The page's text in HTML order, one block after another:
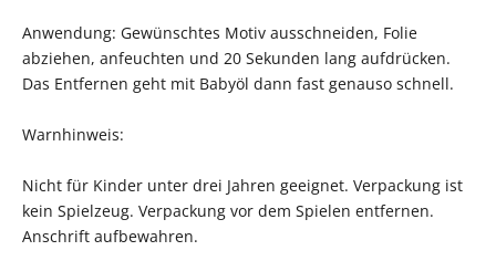
Anwendung: Gewünschtes Motiv ausschneiden, Folie
abziehen, anfeuchten und 20 Sekunden lang aufdrücken.
Das Entfernen geht mit Babyöl dann fast genauso schnell.
Warnhinweis:
Nicht für Kinder unter drei Jahren geeignet. Verpackung ist
kein Spielzeug. Verpackung vor dem Spielen entfernen.
Anschrift aufbewahren.